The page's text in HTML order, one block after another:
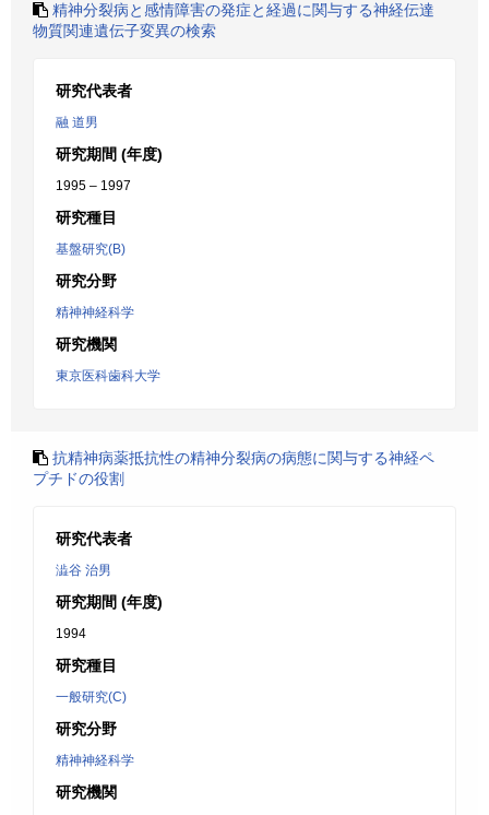
精神分裂病と感情障害の発症と経過に関与する神経伝達
物質関連遺伝子変異の検索
研究代表者
融 道男
研究期間 (年度)
1995 – 1997
研究種目
基盤研究(B)
研究分野
精神神経科学
研究機関
東京医科歯科大学
抗精神病薬抵抗性の精神分裂病の病態に関与する神経ペ
プチドの役割
研究代表者
澁谷 治男
研究期間 (年度)
1994
研究種目
一般研究(C)
研究分野
精神神経科学
研究機関